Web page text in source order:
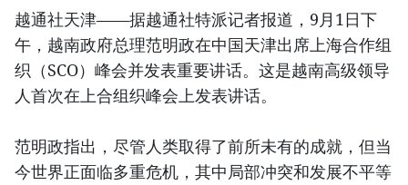
越通社天津——据越通社特派记者报道，9月1日下
午，越南政府总理范明政在中国天津出席上海合作组
织（SCO）峰会并发表重要讲话。这是越南高级领导
人首次在上合组织峰会上发表讲话。
范明政指出，尽管人类取得了前所未有的成就，但当
今世界正面临多重危机，其中局部冲突和发展不平等